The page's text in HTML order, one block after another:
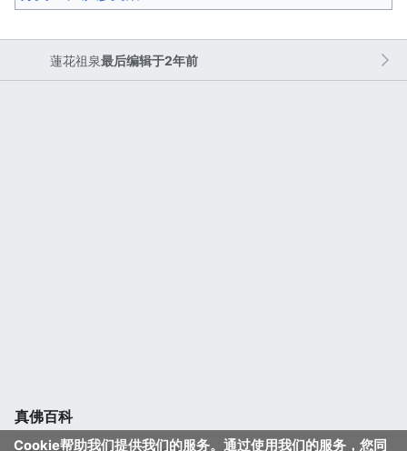
蓮花祖泉最后编辑于2年前
Cookie帮助我们提供我们的服务。通过使用我们的服务，您同
真佛百科